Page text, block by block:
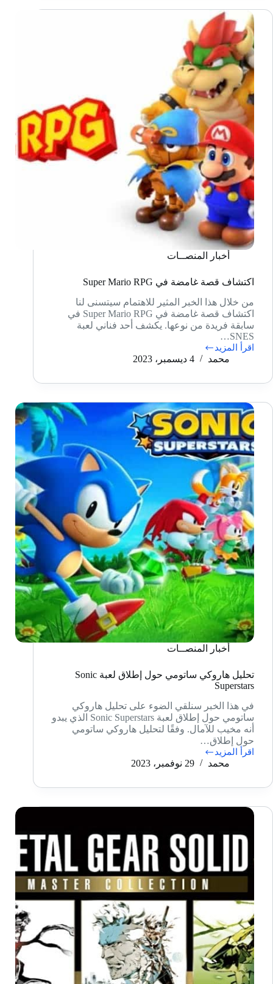
مجانية
ابتداءً
من
11
ديسمبر
أخبار المنصــات
اكتشاف قصة غامضة في Super Mario RPG
من خلال هذا الخبر المثير للاهتمام سيتسنى لنا
اكتشاف قصة غامضة في Super Mario RPG في
سابقة فريدة من نوعها. يكشف أحد فناني لعبة
SNES…
اقرأ المزيد
اكتشاف
في
Mario
RPG
محمد 4 ديسمبر، 2023
أخبار المنصــات
تحليل هاروكي ساتومي حول إطلاق لعبة Sonic
Superstars
في هذا الخبر سنلقي الضوء على تحليل هاروكي
ساتومي حول إطلاق لعبة Sonic Superstars الذي يبدو
أنه مخيب للآمال. وفقًا لتحليل هاروكي ساتومي
حول إطلاق…
اقرأ المزيد
تحليل
هاروكي
حول
لعبة
Superstars
محمد 29 نوفمبر، 2023